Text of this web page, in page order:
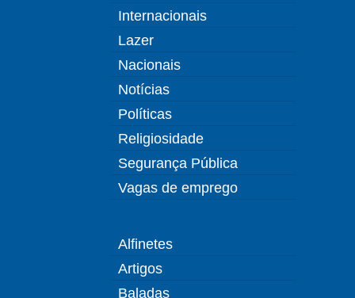
Internacionais
Lazer
Nacionais
Notícias
Políticas
Religiosidade
Segurança Pública
Vagas de emprego
Alfinetes
Artigos
Baladas